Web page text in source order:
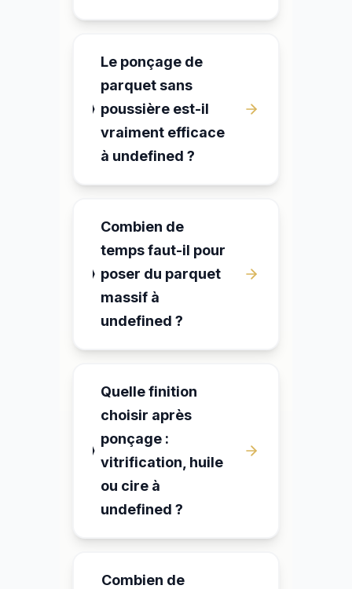
Le ponçage de
parquet sans
poussière est-il
vraiment efficace
à undefined ?
Combien de
temps faut-il pour
poser du parquet
massif à
undefined ?
Quelle finition
choisir après
ponçage :
vitrification, huile
ou cire à
undefined ?
Combien de